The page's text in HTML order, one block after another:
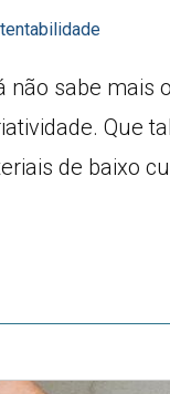
sabe mais
Que
de baixo